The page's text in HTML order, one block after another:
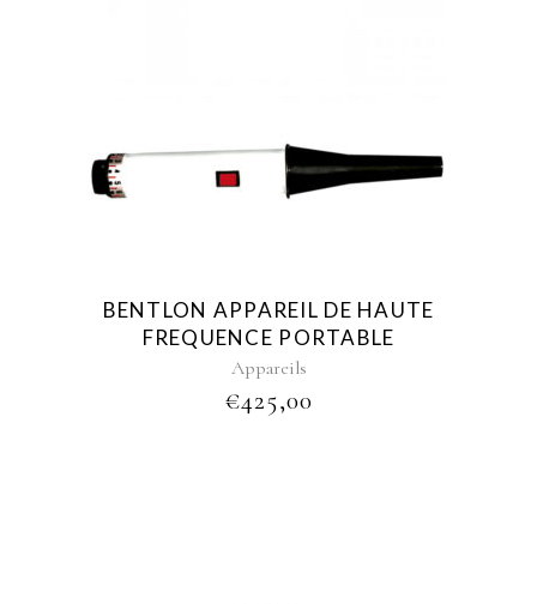
BENTLON APPAREIL DE HAUTE
FREQUENCE PORTABLE
Appareils
€425,00